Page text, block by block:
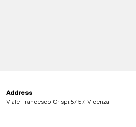
Address
Viale Francesco Crispi,57 57, Vicenza